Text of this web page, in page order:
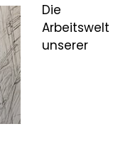
Die
Arbeitswelt
unserer